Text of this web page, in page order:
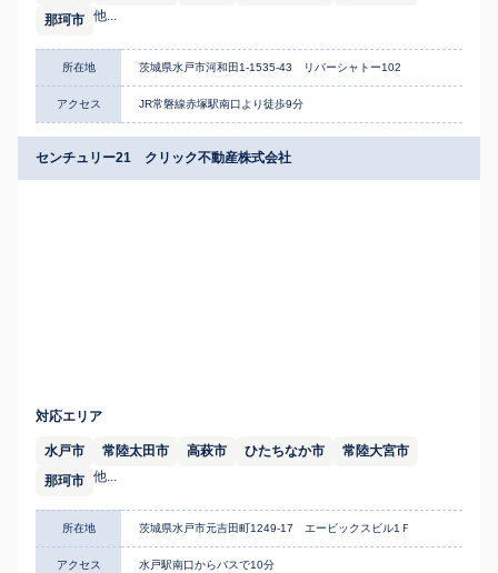
那珂市 他...
所在地 茨城県水戸市河和田1-1535-43 リバーシャトー102
アクセス JR常磐線赤塚駅南口より徒歩9分
センチュリー21 クリック不動産株式会社
対応エリア
水戸市 常陸太田市 高萩市 ひたちなか市
常陸大宮市
那珂市 他...
所在地 茨城県水戸市元吉田町1249-17 エービックスビル1Ｆ
アクセス 水戸駅南口からバスで10分